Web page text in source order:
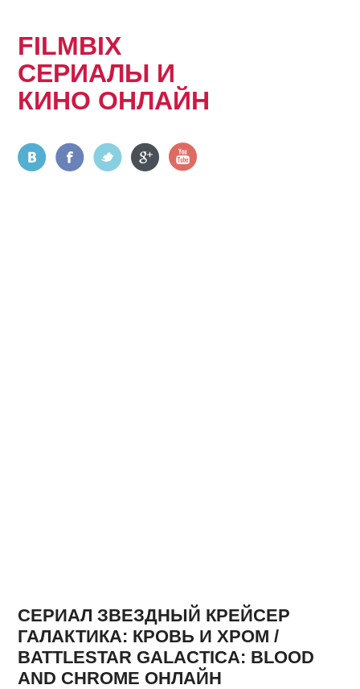
FILMBIX
СЕРИАЛЫ И
КИНО ОНЛАЙН
СЕРИАЛ ЗВЕЗДНЫЙ КРЕЙСЕР
ГАЛАКТИКА: КРОВЬ И ХРОМ /
BATTLESTAR GALACTICA: BLOOD
AND CHROME ОНЛАЙН